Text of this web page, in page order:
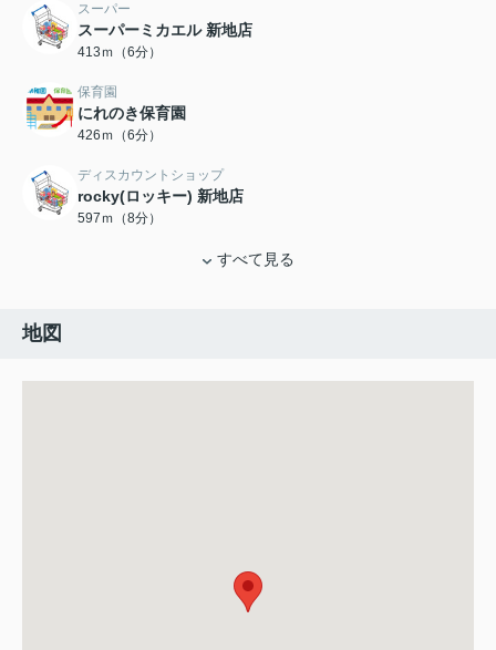
スーパー
スーパーミカエル 新地店
413ｍ（6分）
保育園
にれのき保育園
426ｍ（6分）
ディスカウントショップ
rocky(ロッキー) 新地店
597ｍ（8分）
すべて見る
地図